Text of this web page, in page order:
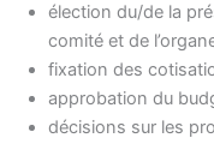
élection du/de la
comité et de
fixation des
approbation du
décisions sur les